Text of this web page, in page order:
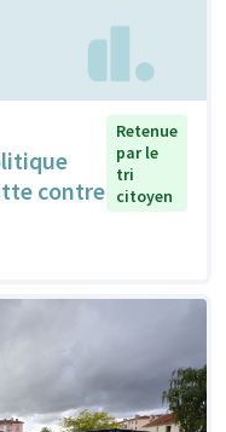
contre
Retenue
par le
tri
citoyen